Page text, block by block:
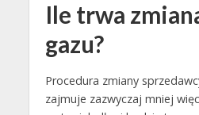
Ile trwa
gazu?
Procedura zmiany
zajmuje zazwyczaj mniej